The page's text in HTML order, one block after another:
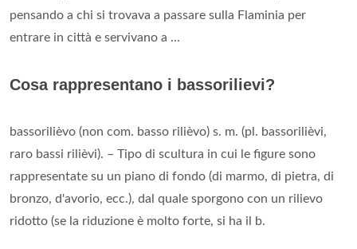
pensando a chi si trovava a passare sulla Flaminia per
entrare in città e servivano a ...
Cosa rappresentano i bassorilievi?
bassorilièvo (non com. basso rilièvo) s. m. (pl. bassorilièvi,
raro bassi rilièvi). – Tipo di scultura in cui le figure sono
rappresentate su un piano di fondo (di marmo, di pietra, di
bronzo, d'avorio, ecc.), dal quale sporgono con un rilievo
ridotto (se la riduzione è molto forte, si ha il b.